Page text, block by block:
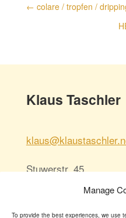
Manage
To provide the best experiences, we use
← colare / tropfen /
Klaus Taschler
Stuwerstr. 45
1020 Wien/Vienna